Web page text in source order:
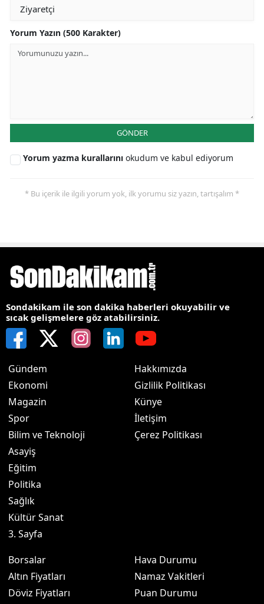
Yorum Yazın (500 Karakter)
GÖNDER
Yorum yazma kurallarını okudum ve kabul ediyorum
* Bu içerik ile ilgili yorum yok, ilk yorumu siz yazın, tartışalım *
Sondakikam ile son dakika haberleri okuyabilir ve
sıcak gelişmelere göz atabilirsiniz.
Gündem
Ekonomi
Magazin
Spor
Bilim ve Teknoloji
Asayiş
Eğitim
Politika
Sağlık
Kültür Sanat
3. Sayfa
Hakkımızda
Gizlilik Politikası
Künye
İletişim
Çerez Politikası
Borsalar
Altın Fiyatları
Döviz Fiyatları
Hava Durumu
Namaz Vakitleri
Puan Durumu